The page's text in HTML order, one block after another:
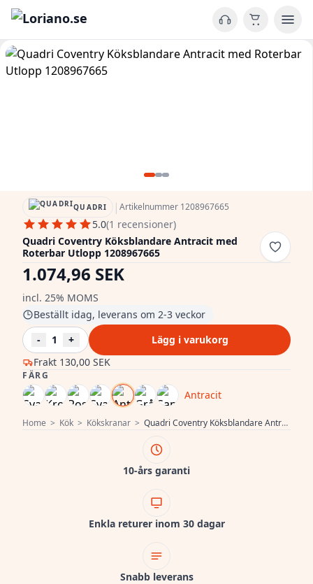
Home > Kök > Kökskranar > Quadri Coventry Köksblandare Antracit med Roterbar Utlopp 1208967665
QUADRI |Artikelnummer 1208967665
5.0(1 recensioner)
Quadri Coventry Köksblandare Antracit med
Roterbar Utlopp 1208967665
1.074,96 SEK
incl. 25% MOMS
Frakt 130,00 SEK
Beställt idag, leverans om 2-3 veckor
-
1 + Lägg i varukorg
FÄRG
Antracit
10-års garanti
Enkla returer inom 30 dagar
Snabb leverans